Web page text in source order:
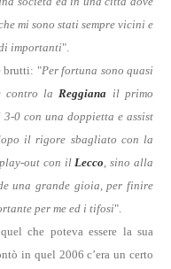
mi sono stati sempre vicini e
importanti".
brutti: "Per fortuna sono quasi
contro la Reggiana il primo
0 con una doppietta e assist
il rigore sbagliato con la
out con il Lecco , sino alla
una grande gioia, per finire
per me ed i tifosi".
che poteva essere la sua
in quel 2006 c’era un certo